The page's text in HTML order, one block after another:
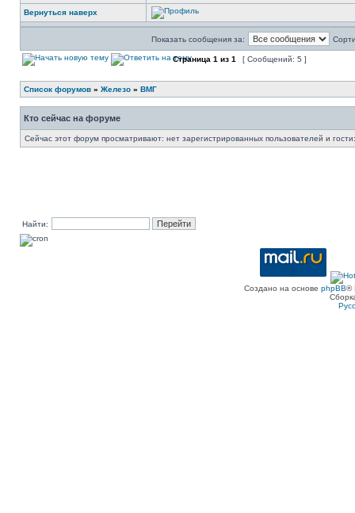
Вернуться наверх
Показать сообщения за:
Страница 1 из 1 [ Сообщений: 5 ]
Список форумов » Железо » ВМГ
Кто сейчас на форуме
Сейчас этот форум просматривают: нет зарегистрированных пользователей и
Найти:
Создано на основе phpBB®